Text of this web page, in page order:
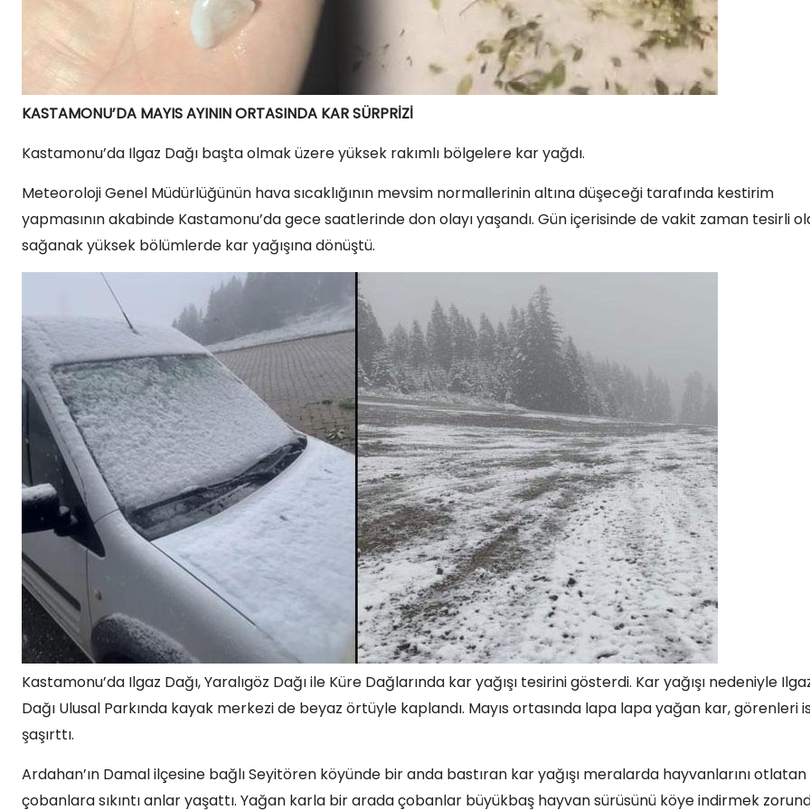
KASTAMONU’DA MAYIS AYININ ORTASINDA KAR SÜRPRİZİ
Kastamonu’da Ilgaz Dağı başta olmak üzere yüksek rakımlı bölgelere kar yağdı.
Meteoroloji Genel Müdürlüğünün hava sıcaklığının mevsim normallerinin altına düşeceği tarafında kestirim
yapmasının akabinde Kastamonu’da gece saatlerinde don olayı yaşandı. Gün içerisinde de vakit zaman tesirli
sağanak yüksek bölümlerde kar yağışına dönüştü.
Kastamonu’da Ilgaz Dağı, Yaralıgöz Dağı ile Küre Dağlarında kar yağışı tesirini gösterdi. Kar yağışı nedeniyle
Dağı Ulusal Parkında kayak merkezi de beyaz örtüyle kaplandı. Mayıs ortasında lapa lapa yağan kar, görenleri
şaşırttı.
Ardahan’ın Damal ilçesine bağlı Seyitören köyünde bir anda bastıran kar yağışı meralarda hayvanlarını otlatan
çobanlara sıkıntı anlar yaşattı. Yağan karla bir arada çobanlar büyükbaş hayvan sürüsünü köye indirmek